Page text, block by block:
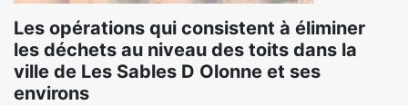
Les opérations qui consistent à éliminer
les déchets au niveau des toits dans la
ville de Les Sables D Olonne et ses
environs